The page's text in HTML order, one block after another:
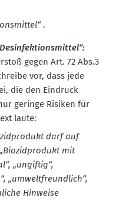
.
gegen Art. 72 Abs.3
vor, dass jede
die den Eindruck
geringe Risiken für
laute:
darf auf
mit
„ungiftig“,
„umwelt­freundlich“,
Hinweise